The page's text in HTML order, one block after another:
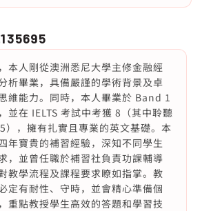
135695
本人剛從澳洲悉尼大學主修金融經
析畢業，具備嚴謹的學術背景及卓
維能力。同時，本人畢業於 Band 1
並在 IELTS 考試中考獲 8（其中聆聽
），擁有扎實且專業的英文基礎。本
年寶貴的補習經驗，深知不同學生
，並曾任職於補習社負責功課輔導
教學流程及課程要求瞭如指掌。教
定有耐性、守時，並會精心準備個
重點教授學生高效的答題和學習技